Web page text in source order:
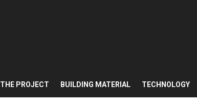
THE PROJECT BUILDING MATERIAL TECHNOLOGY